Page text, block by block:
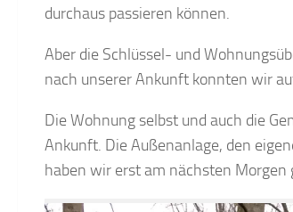
durchaus passieren können.
Aber die Schlüssel- und
nach unserer Ankunft konnten wir
Die Wohnung selbst und auch die
Ankunft. Die Außenanlage, den
haben wir erst am nächsten Morgen